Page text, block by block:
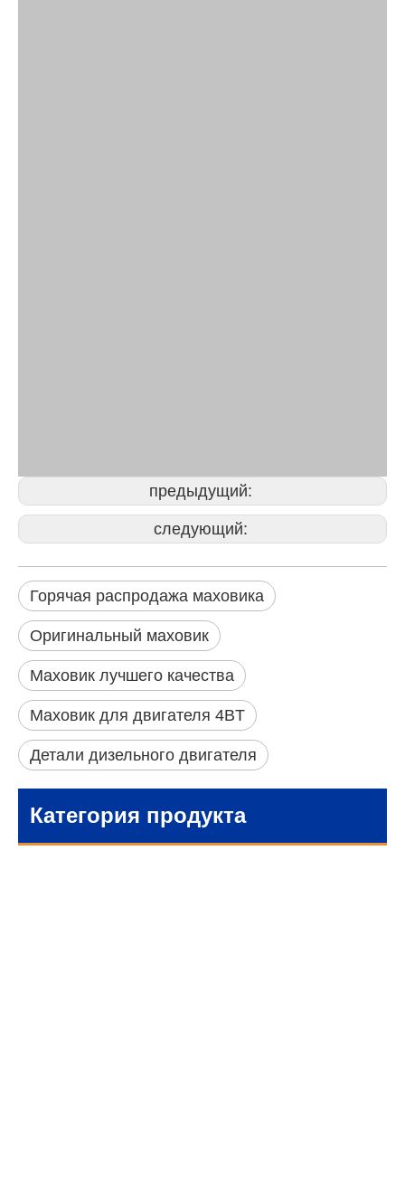
предыдущий:
следующий:
Горячая распродажа маховика
Оригинальный маховик
Маховик лучшего качества
Маховик для двигателя 4BT
Детали дизельного двигателя
Категория продукта